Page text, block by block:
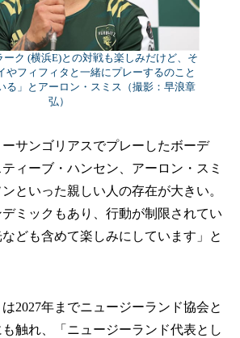
ーク (横浜E)との対戦も楽しみだけど、そ
やフィフィタと一緒にプレーするのこと
る」とアーロン・スミス（撮影：早浪章
弘）
サンゴリアスでプレーしたボーデ
ィーブ・ハンセン、アーロン・スミ
といった親しい人の存在が大きい。
ミックもあり、行動が制限されてい
ども含めて楽しみにしています」と
2027年までニュージーランド協会と
触れ、「ニュージーランド代表とし